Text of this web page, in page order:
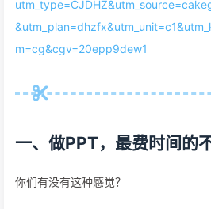
m=cg&cgv=20epp9dew1
一、做PPT，最费时间的
你们有没有这种感觉？